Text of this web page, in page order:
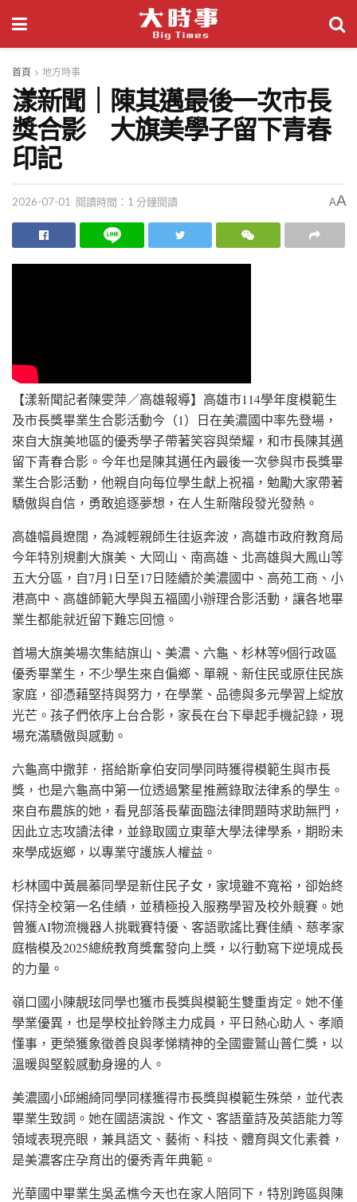
首頁 地方時事
漾新聞｜陳其邁最後一次市長
獎合影 大旗美學子留下青春
印記
2026-07-01 閱讀時間：1 分鐘閱讀 AA
【漾新聞記者陳雯萍／高雄報導】高雄市114學年度模範生
及市長獎畢業生合影活動今（1）日在美濃國中率先登場，
來自大旗美地區的優秀學子帶著笑容與榮耀，和市長陳其邁
留下青春合影。今年也是陳其邁任內最後一次參與市長獎畢
業生合影活動，他親自向每位學生獻上祝福，勉勵大家帶著
驕傲與自信，勇敢追逐夢想，在人生新階段發光發熱。
高雄幅員遼闊，為減輕親師生往返奔波，高雄市政府教育局
今年特別規劃大旗美、大岡山、南高雄、北高雄與大鳳山等
五大分區，自7月1日至17日陸續於美濃國中、高苑工商、小
港高中、高雄師範大學與五福國小辦理合影活動，讓各地畢
業生都能就近留下難忘回憶。
首場大旗美場次集結旗山、美濃、六龜、杉林等9個行政區
優秀畢業生，不少學生來自偏鄉、單親、新住民或原住民族
家庭，卻憑藉堅持與努力，在學業、品德與多元學習上綻放
光芒。孩子們依序上台合影，家長在台下舉起手機記錄，現
場充滿驕傲與感動。
六龜高中撒菲．搭給斯拿伯安同學同時獲得模範生與市長
獎，也是六龜高中第一位透過繁星推薦錄取法律系的學生。
來自布農族的她，看見部落長輩面臨法律問題時求助無門，
因此立志攻讀法律，並錄取國立東華大學法律學系，期盼未
來學成返鄉，以專業守護族人權益。
杉林國中黃晨蓁同學是新住民子女，家境雖不寬裕，卻始終
保持全校第一名佳績，並積極投入服務學習及校外競賽。她
曾獲AI物流機器人挑戰賽特優、客語歌謠比賽佳績、慈孝家
庭楷模及2025總統教育獎奮發向上獎，以行動寫下逆境成長
的力量。
嶺口國小陳靚玹同學也獲市長獎與模範生雙重肯定。她不僅
學業優異，也是學校扯鈴隊主力成員，平日熱心助人、孝順
懂事，更榮獲象徵善良與孝悌精神的全國靈鷲山普仁獎，以
溫暖與堅毅感動身邊的人。
美濃國小邱緗綺同學同樣獲得市長獎與模範生殊榮，並代表
畢業生致詞。她在國語演說、作文、客語童詩及英語能力等
領域表現亮眼，兼具語文、藝術、科技、體育與文化素養，
是美濃客庄孕育出的優秀青年典範。
光華國中畢業生吳孟樵今天也在家人陪同下，特別跨區與陳